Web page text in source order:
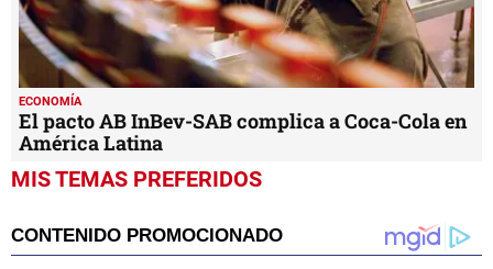
ECONOMÍA
El pacto AB InBev-SAB complica a Coca-Cola en
América Latina
MIS TEMAS PREFERIDOS